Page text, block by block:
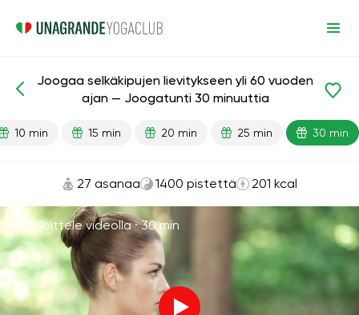
Valmiit oppitunnit Ikä
Joogaa selkäkipujen lievitykseen yli 60 vuoden
ajan — Joogatunti 30 minuuttia
10 min 15 min 20 min 25 min 30 min
27 asanaa 1400 pistettä 201 kcal
Harjoittele videolla ·30 min